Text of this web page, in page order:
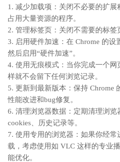
1. 减少加载项：关闭不必要的扩
占用大量资源的程序。
2. 管理标签页：关闭不需要的标签
3. 启用硬件加速：在 Chrome 的设
然后启用“硬件加速”。
4. 使用无痕模式：当你完成一个
样就不会留下任何浏览记录。
5. 更新到最新版本：保持 Chrome
性能改进和bug修复。
6. 清理浏览器数据：定期清理浏览
cookies、历史记录等。
7. 使用专用的浏览器：如果你经
载，考虑使用如 VLC 这样的专业
能优化。